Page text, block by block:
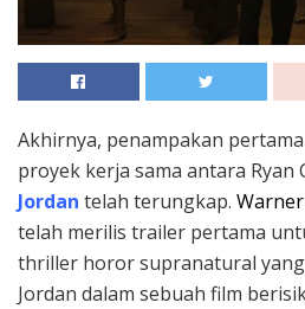
Akhirnya, penampakan
proyek kerja sama antara Ryan
Jordan telah terungkap.
telah merilis trailer pertama
thriller horor supranatural
Jordan dalam sebuah film